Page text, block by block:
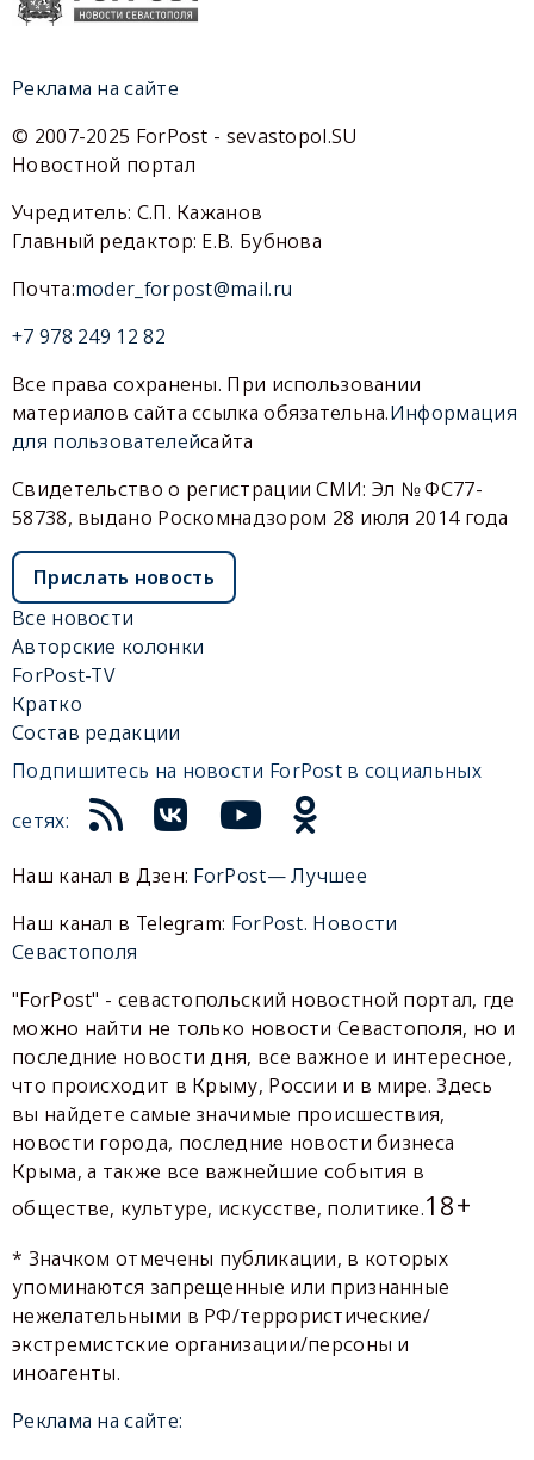
Реклама на сайте
© 2007-2025 ForPost - sevastopol.SU
Новостной портал
Учредитель: С.П. Кажанов
Главный редактор: Е.В. Бубнова
Почта:moder_forpost@mail.ru
+7 978 249 12 82
Все права сохранены. При использовании
материалов сайта ссылка обязательна.Информация
для пользователейсайта
Свидетельство о регистрации СМИ: Эл № ФС77-
58738, выдано Роскомнадзором 28 июля 2014 года
Прислать новость
Все новости
Авторские колонки
ForPost-TV
Кратко
Состав редакции
Подпишитесь на новости ForPost в социальных
сетях:
Наш канал в Дзен: ForPost— Лучшее
Наш канал в Telegram: ForPost. Новости
Севастополя
"ForPost" - севастопольский новостной портал, где
можно найти не только новости Севастополя, но и
последние новости дня, все важное и интересное,
что происходит в Крыму, России и в мире. Здесь
вы найдете самые значимые происшествия,
новости города, последние новости бизнеса
Крыма, а также все важнейшие события в
обществе, культуре, искусстве, политике.18+
* Значком отмечены публикации, в которых
упоминаются запрещенные или признанные
нежелательными в РФ/террористические/
экстремистские организации/персоны и
иноагенты.
Реклама на сайте: